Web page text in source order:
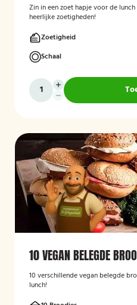
Zin in een zoet hapje voor de
heerlijke zoetigheden!
Zoetigheid
Schaal
10 VEGAN BELEGDE
10 verschillende vegan belegde
lunch!